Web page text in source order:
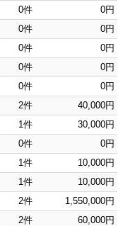
0件
0円
0件
0円
0件
0円
0件
0円
0件
0円
2件
40,000円
1件
30,000円
0件
0円
1件
10,000円
1件
10,000円
2件
1,550,000円
2件
60,000円